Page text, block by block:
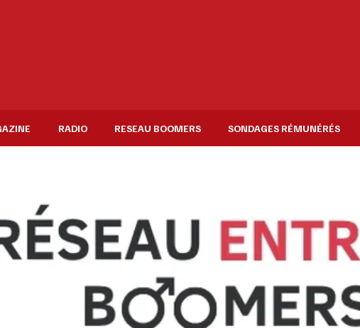
RADIO RESEAU BOOMERS SONDAGES RÉMUNÉRÉS